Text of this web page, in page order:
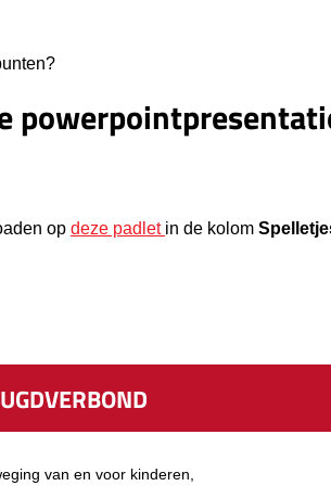
op deze padlet in de kolom
van en voor kinderen,